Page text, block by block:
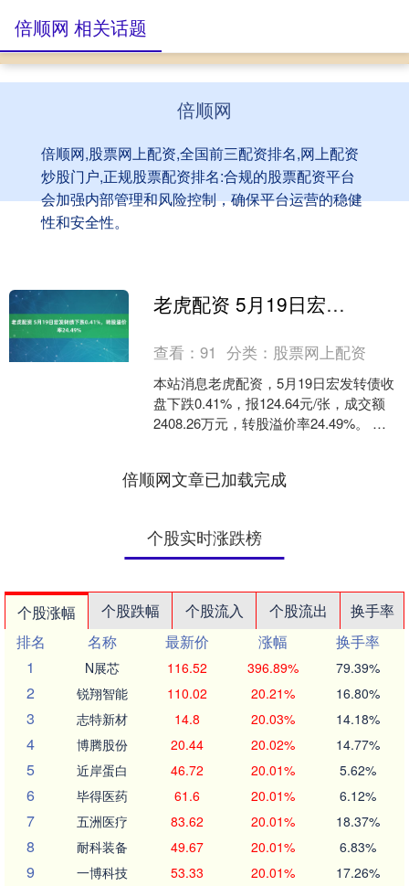
倍顺网
倍顺网,股票网上配资,全国前三配资排名,网上配资
炒股门户,正规股票配资排名:合规的股票配资平台
会加强内部管理和风险控制，确保平台运营的稳健
性和安全性。
倍顺网 相关话题
老虎配资 5月19日宏发转债下跌0.41%，转股溢价率24.49%
查看：91 分类： 股票网上配资
本站消息老虎配资，5月19日宏发转债收
盘下跌0.41%，报124.64元/张，成交额
2408.26万元，转股溢价率24.49%。 资
倍顺网文章已加载完成
个股实时涨跌榜
个股涨幅 个股跌幅 个股流入 个股流出
换手率
排名
名称 最新价 涨幅
换手率
1
N展芯 116.52 396.89% 79.39%
2 锐翔智能 110.02 20.21% 16.80%
3 志特新材 14.8 20.03% 14.18%
4 博腾股份 20.44 20.02% 14.77%
5 近岸蛋白 46.72 20.01% 5.62%
6 毕得医药 61.6 20.01% 6.12%
7 五洲医疗 83.62 20.01% 18.37%
8 耐科装备 49.67 20.01% 6.83%
9 一博科技 53.33 20.01% 17.26%